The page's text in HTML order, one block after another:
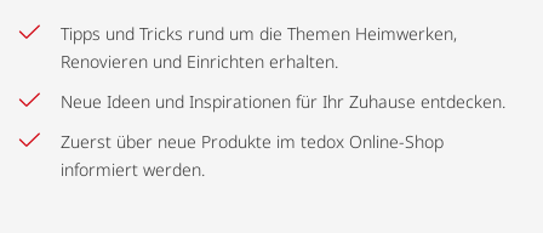
Tipps und Tricks rund um die Themen Heimwerken,
Renovieren und Einrichten erhalten.
Neue Ideen und Inspirationen für Ihr Zuhause entdecken.
Zuerst über neue Produkte im tedox Online-Shop
informiert werden.